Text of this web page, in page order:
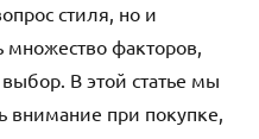
стиля, но и
факторов,
В этой статье мы
внимание при покупке,